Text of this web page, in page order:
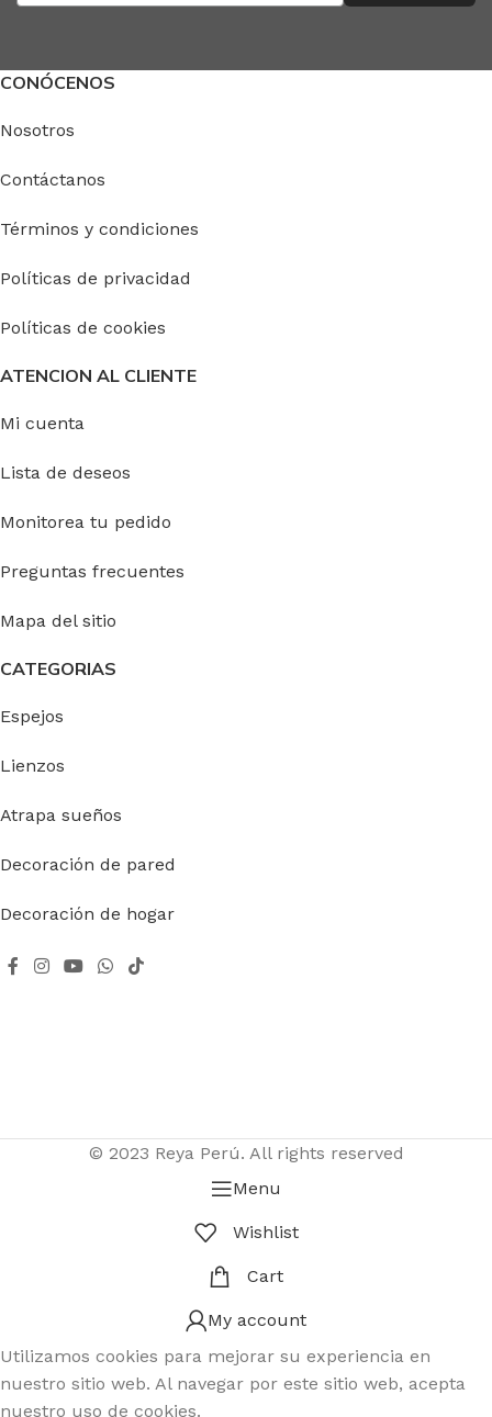
CONÓCENOS
Nosotros
Contáctanos
Términos y condiciones
Políticas de privacidad
Políticas de cookies
ATENCION AL CLIENTE
Mi cuenta
Lista de deseos
Monitorea tu pedido
Preguntas frecuentes
Mapa del sitio
CATEGORIAS
Espejos
Lienzos
Atrapa sueños
Decoración de pared
Decoración de hogar
© 2023 Reya Perú. All rights reserved
Menu
Wishlist
Cart
My account
Utilizamos cookies para mejorar su experiencia en
nuestro sitio web. Al navegar por este sitio web, acepta
nuestro uso de cookies.